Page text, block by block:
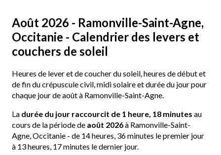
Août 2026 - Ramonville-Saint-Agne,
Occitanie - Calendrier des levers et
couchers de soleil
Heures de lever et de coucher du soleil, heures de début et
de fin du crépuscule civil, midi solaire et durée du jour pour
chaque jour de août à Ramonville-Saint-Agne.
La durée du jour raccourcit de 1 heure, 18 minutes au
cours de la période de août 2026à Ramonville-Saint-
Agne, Occitanie - de 14 heures, 36 minutes le premier jour
à 13 heures, 17 minutes le dernier jour.